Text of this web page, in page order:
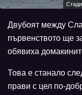
Двубоят между
първенството ще
обявиха
Това е станало
прави с цел по-